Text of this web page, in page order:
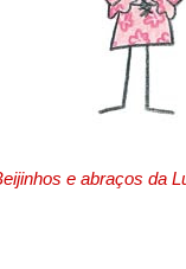
e abraços da